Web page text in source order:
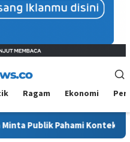
Ragam Ekonomi
Konteks Pidato